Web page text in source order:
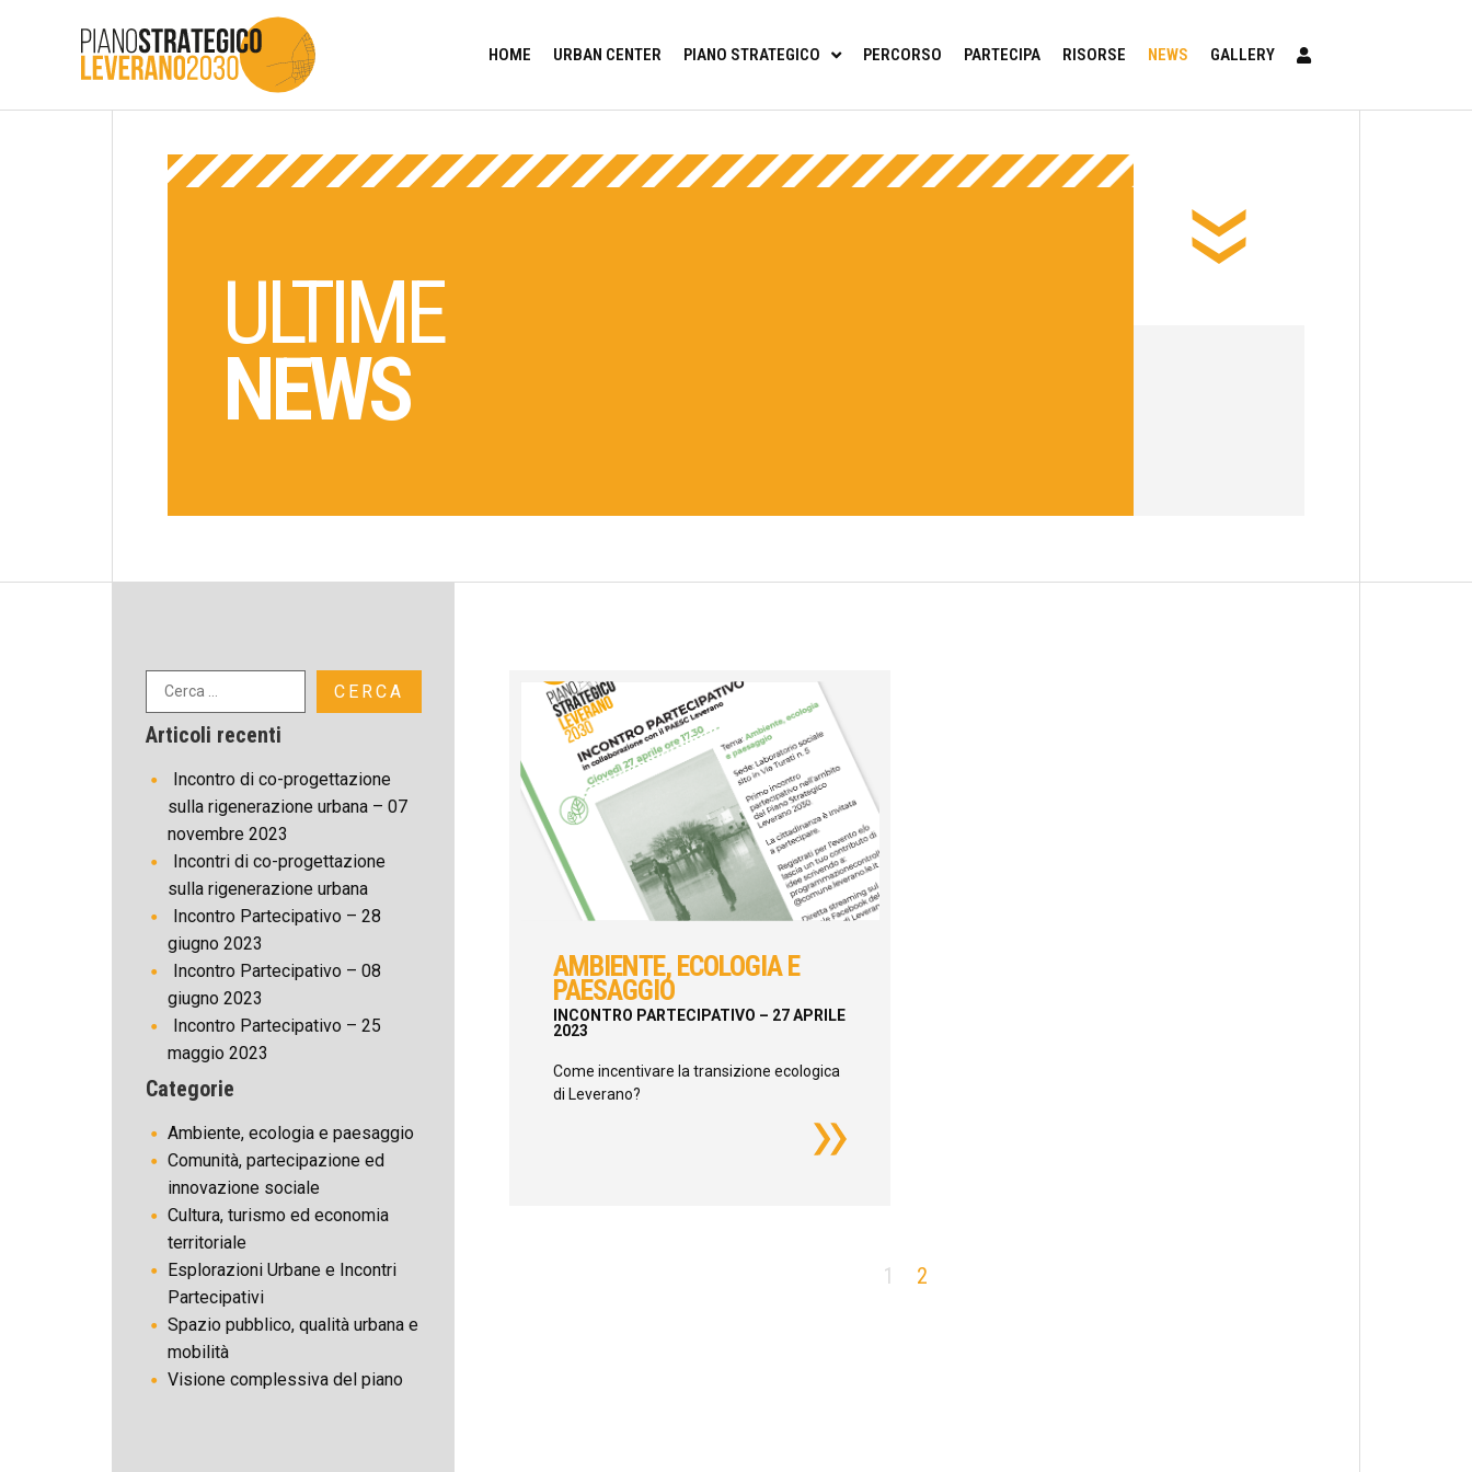
HOME URBAN CENTER PIANO STRATEGICO PERCORSO PARTECIPA RISORSE NEWS GALLERY
ULTIME
NEWS
Articoli recenti
Incontro di co-progettazione
sulla rigenerazione urbana – 07
novembre 2023
Incontri di co-progettazione
sulla rigenerazione urbana
Incontro Partecipativo – 28
giugno 2023
Incontro Partecipativo – 08
giugno 2023
Incontro Partecipativo – 25
maggio 2023
Categorie
Ambiente, ecologia e paesaggio
Comunità, partecipazione ed
innovazione sociale
Cultura, turismo ed economia
territoriale
Esplorazioni Urbane e Incontri
Partecipativi
Spazio pubblico, qualità urbana e
mobilità
Visione complessiva del piano
AMBIENTE, ECOLOGIA E
PAESAGGIO
INCONTRO PARTECIPATIVO – 27 APRILE
2023
Come incentivare la transizione ecologica
di Leverano?
1 2